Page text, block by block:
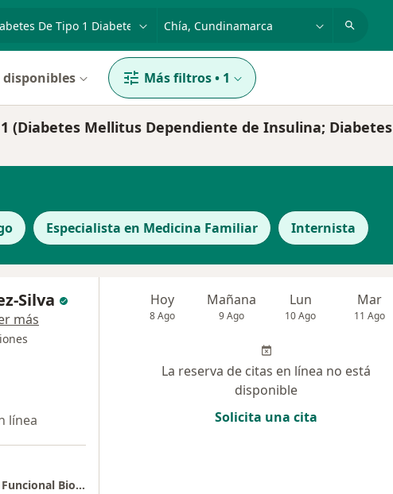
enfermedad o nombrep. ej. Bogotá
disponibles Más filtros• 1
(Diabetes Mellitus Dependiente de Insulina; Diabetes
Especialista en Medicina Familiar Internista
Silva
más
línea
Chía - Consulta Domiciliaria Medicina Funcional Biorreguladora
Hoy
8 Ago
Mañana
9 Ago
Lun
10 Ago
Mar
11 Ago
La reserva de citas en línea no está
disponible
Solicita una cita